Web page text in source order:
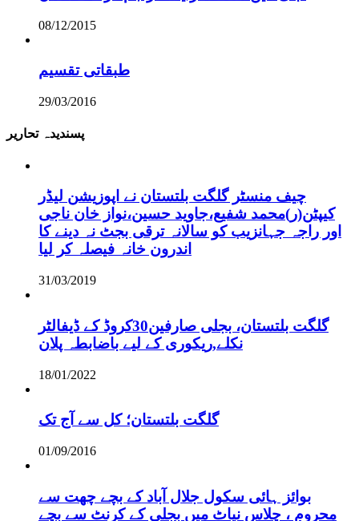
08/12/2015
طبقاتی تقسیم
29/03/2016
پسندیدہ تحاریر
چیف منسٹر گلگت بلتستان نے اپوزیشن لیڈر
کیپٹن(ر)محمد شفیع،جاوید حسین،نواز خان ناجی
اور راجہ جہانزیب کو سالانہ ترقی بجٹ نہ دینے کا
اندرون خانہ فیصلہ کر لیا
31/03/2019
گلگت بلتستان، بجلی صارفین30کروڈ کے ڈیفالٹر
نکلے,ریکوری کے لیے باضابطہ پلان
18/01/2022
گلگت بلتستان؛ کل سے آج تک
01/09/2016
بوائز ہائی سکول جلال آباد کے بچے چھت سے
محروم ، چلاس نیاٹ میں بجلی کے کرنٹ سے بچے